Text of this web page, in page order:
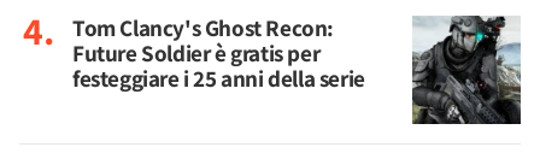
Tom Clancy's Ghost Recon:
Future Soldier è gratis per
festeggiare i 25 anni della serie